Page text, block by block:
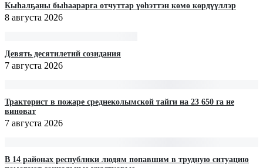
Кыһалҕаны быһаарарга отчуттар үөһэттэн көмө көрдүүллэр
8 августа 2026
Девять десятилетий созидания
7 августа 2026
Тракторист в пожаре среднеколымской тайги на 23 650 га не
виноват
7 августа 2026
В 14 районах республики людям попавшим в трудную ситуацию